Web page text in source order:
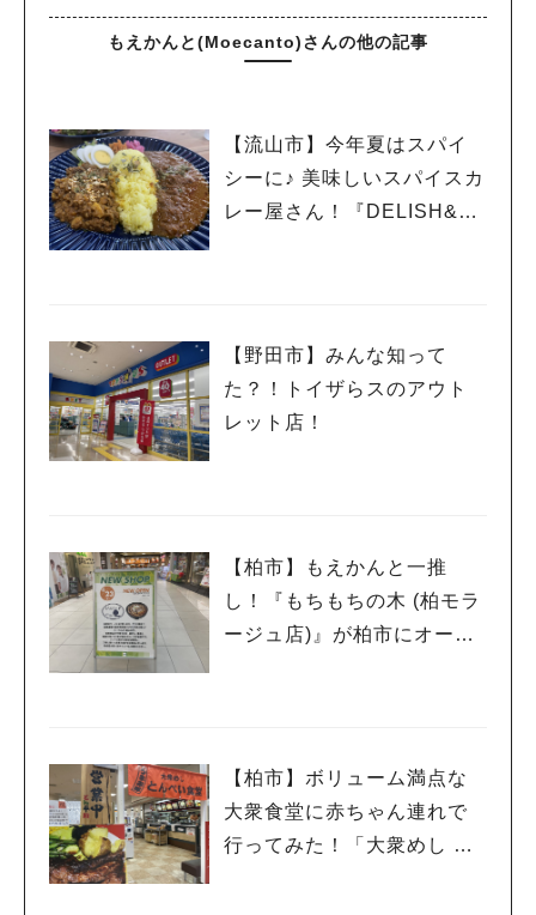
もえかんと(Moecanto)さんの他の記事
【流山市】今年夏はスパイ
シーに♪ 美味しいスパイスカ
レー屋さん！『DELISH&C
【野田市】みんな知って
た？！トイザらスのアウト
レット店！
【柏市】もえかんと一推
し！『もちもちの木 (柏モラ
ージュ店)』が柏市にオープ
【柏市】ボリューム満点な
大衆食堂に赤ちゃん連れで
行ってみた！「大衆めし と